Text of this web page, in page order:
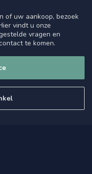
of uw aankoop, bezoek
vindt u onze
vragen en
te komen.